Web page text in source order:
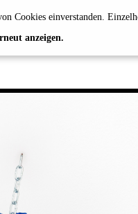
Cookies einverstanden.
anzeigen.